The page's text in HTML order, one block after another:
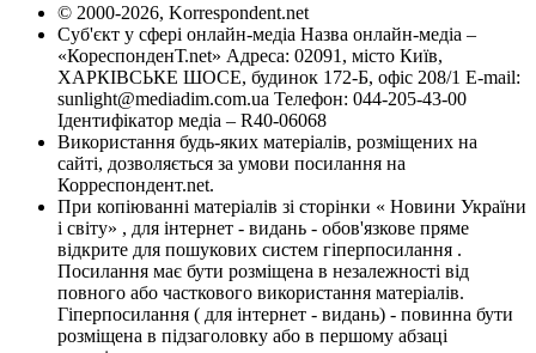
© 2000-2026, Korrespondent.net
Суб'єкт у сфері онлайн-медіа Назва онлайн-медіа –
«КореспонденТ.net» Адреса: 02091, місто Київ,
ХАРКІВСЬКЕ ШОСЕ, будинок 172-Б, офіс 208/1 E-mail:
sunlight@mediadim.com.ua Телефон: 044-205-43-00
Ідентифікатор медіа – R40-06068
Використання будь-яких матеріалів, розміщених на
сайті, дозволяється за умови посилання на
Корреспондент.net.
При копіюванні матеріалів зі сторінки « Новини України
і світу» , для інтернет - видань - обов'язкове пряме
відкрите для пошукових систем гіперпосилання .
Посилання має бути розміщена в незалежності від
повного або часткового використання матеріалів.
Гіперпосилання ( для інтернет - видань) - повинна бути
розміщена в підзаголовку або в першому абзаці